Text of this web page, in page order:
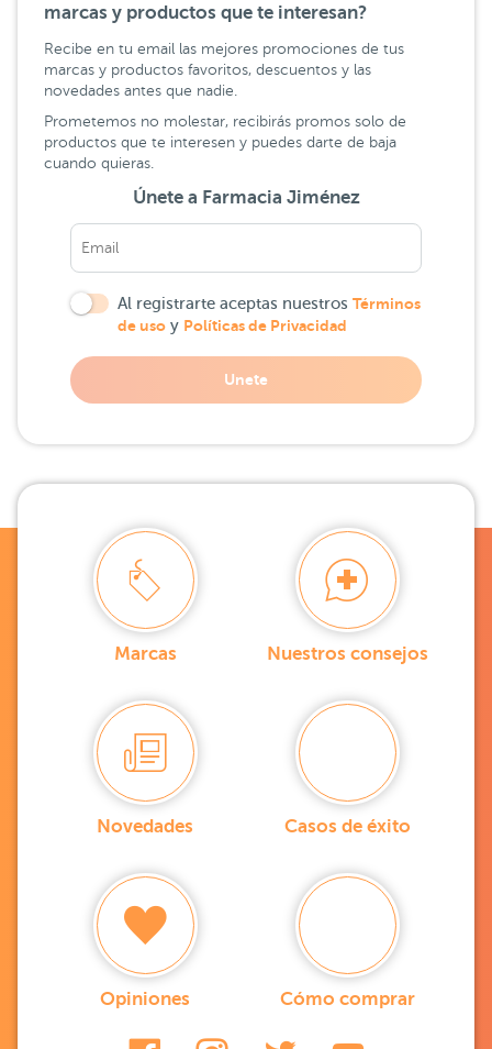
marcas y productos que te interesan?
Recibe en tu email las mejores promociones de tus
marcas y productos favoritos, descuentos y las
novedades antes que nadie.
Prometemos no molestar, recibirás promos solo de
productos que te interesen y puedes darte de baja
cuando quieras.
Únete a Farmacia Jiménez
Al registrarte aceptas nuestros Términos
de uso y Políticas de Privacidad
Unete
Marcas Nuestros consejos
Novedades Casos de éxito
Opiniones Cómo comprar